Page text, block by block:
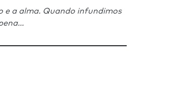
e a alma. Quando infundimos